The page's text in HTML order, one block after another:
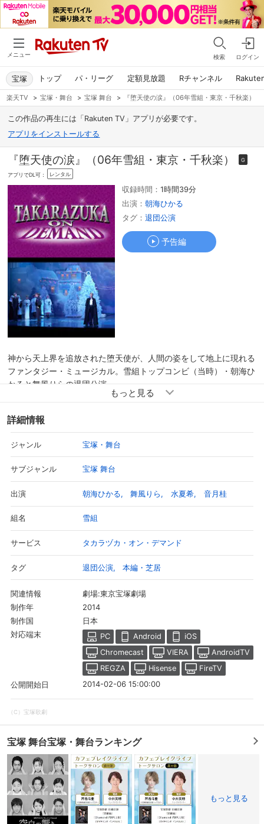
メニュー 検索 ログイン
トップ パ・リーグ 定額見放題 Rチャンネル
宝塚
楽天TV > 宝塚・舞台 > 宝塚 舞台 > 『堕天使の涙』（06年雪組・東京・千秋楽）
この作品の再生には「Rakuten TV」アプリが必要です。
アプリをインストールする
『堕天使の涙』（06年雪組・東京・千秋楽） G
アプリでDL可： レンタル
収録時間：1時間39分
出演：朝海ひかる
タグ：退団公演
予告編
神から天上界を追放された堕天使が、人間の姿をして地上に現れる
ファンタジー・ミュージカル。雪組トップコンビ（当時）・朝海ひ
かると舞風りらの退団公演。
20世紀初頭のパリ。ルシファー（朝海ひかる）は、デカダンスと
背徳の香りに満ちた街にダンサーとして舞い降り、夜会で「地獄の
ルシファー」を踊り、人々を魅了する。彼はその場にいた新進気鋭
獄の舞踏会」という作品の創作を依頼する。神の愛を見失い、地獄
の永遠の闇に生きるルシファーは、深い孤独を抱え、街を彷徨って
いる時、教会に行き倒れで運び込まれた盲目の娼婦（舞風りら）に
出会う。悪魔の女の名前であるリリスという名の彼女はバレリーナ
は、彼女の持つ孤独に自らの心の闇に似た悲しみを感じる…。
詳細情報
ジャンル 宝塚・舞台
サブジャンル 宝塚 舞台
出演 朝海ひかる 舞風りら 水夏希 音月桂
組名 雪組
サービス タカラヅカ・オン・デマンド
タグ 退団公演 本編・芝居
関連情報 劇場:東京宝塚劇場
制作年 2014
制作国 日本
対応端末 PC Android
iOS
Chromecast
VIERA
AndroidTV
REGZA
Hisense
FireTV
公開開始日
2014-02-06 15:00:00
（C）宝塚歌劇
宝塚 舞台宝塚・舞台ランキング
もっと見る